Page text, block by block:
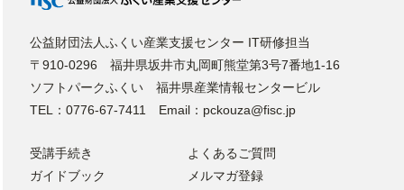
公益財団法人ふくい産業支援センター IT研修担当
〒910-0296 福井県坂井市丸岡町熊堂第3号7番地1-16
ソフトパークふくい 福井県産業情報センタービル
TEL：0776-67-7411 Email：pckouza@fisc.jp
受講手続き
よくあるご質問
ガイドブック
メルマガ登録